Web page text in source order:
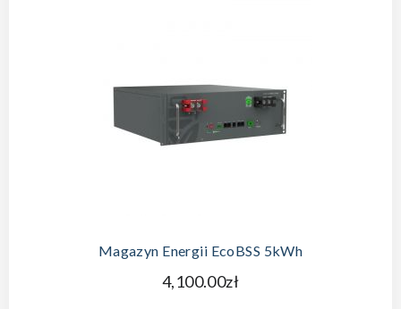
Magazyn Energii EcoBSS 5kWh
4,100.00zł